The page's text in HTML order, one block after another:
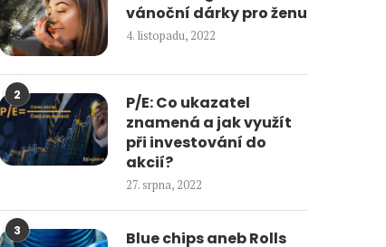
vánoční dárky pro ženu
4. listopadu, 2022
2
P/E: Co ukazatel
znamená a jak využít
při investování do
akcií?
27. srpna, 2022
3
Blue chips aneb Rolls